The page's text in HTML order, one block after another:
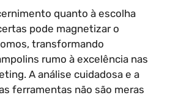
quanto à escolha
pode magnetizar o
transformando
rumo à excelência nas
A análise cuidadosa e a
ferramentas não são meras